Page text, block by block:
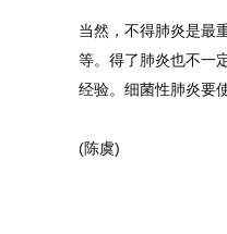
当然，不得肺炎是最
等。得了肺炎也不一
经验。细菌性肺炎要
(陈虞)